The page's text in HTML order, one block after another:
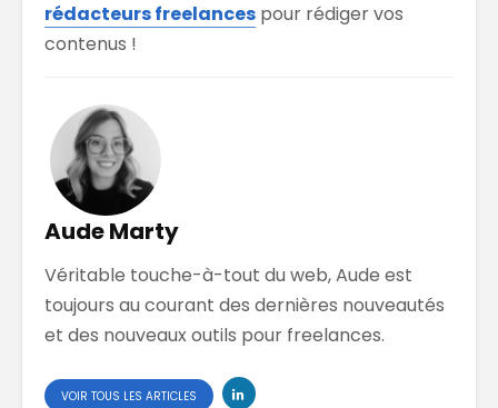
rédacteurs freelances pour rédiger vos
contenus !
Aude Marty
Véritable touche-à-tout du web, Aude est
toujours au courant des dernières nouveautés
et des nouveaux outils pour freelances.
VOIR TOUS LES ARTICLES